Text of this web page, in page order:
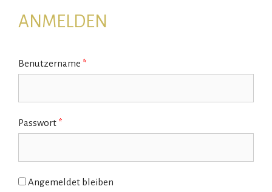
ANMELDEN
Benutzername *
Passwort *
Angemeldet bleiben